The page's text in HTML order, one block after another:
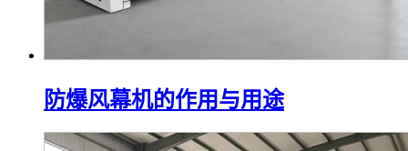
防爆风幕机的作用与用途